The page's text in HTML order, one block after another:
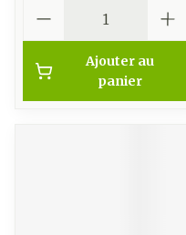
Ajouter au
panier